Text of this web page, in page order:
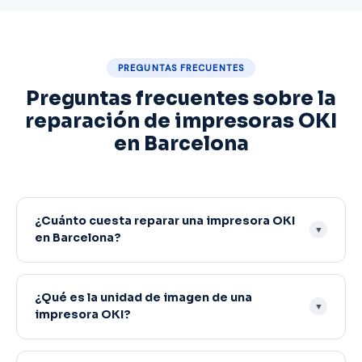
PREGUNTAS FRECUENTES
Preguntas frecuentes sobre la
reparación de impresoras OKI
en Barcelona
¿Cuánto cuesta reparar una impresora OKI
en Barcelona?
▼
desde 45€. El cambio de unidad de imagen OKI parte
desde 65€ por color y el fusor OKI desde 85€. Siempre
empezar.
¿Qué es la unidad de imagen de una
impresora OKI?
▼